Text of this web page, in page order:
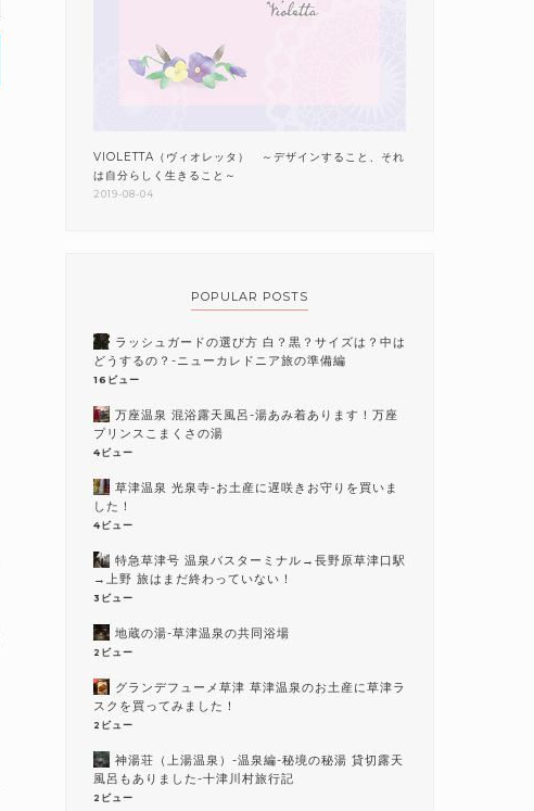
VIOLETTA（ヴィオレッタ） ～デザインすること、それ
は自分らしく生きること～
2019-08-04
POPULAR POSTS
ラッシュガードの選び方 白？黒？サイズは？中は
どうするの？-ニューカレドニア旅の準備編
16ビュー
万座温泉 混浴露天風呂-湯あみ着あります！万座
プリンスこまくさの湯
4ビュー
草津温泉 光泉寺-お土産に遅咲きお守りを買いま
した！
4ビュー
特急草津号 温泉バスターミナル→長野原草津口駅
→上野 旅はまだ終わっていない！
3ビュー
地蔵の湯-草津温泉の共同浴場
2ビュー
グランデフューメ草津 草津温泉のお土産に草津ラ
スクを買ってみました！
2ビュー
神湯荘（上湯温泉）-温泉編-秘境の秘湯 貸切露天
風呂もありました-十津川村旅行記
2ビュー